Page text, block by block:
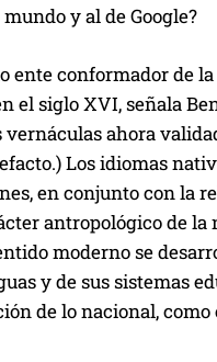
y al de Google?
ente conformador de
el siglo XVI, señala
ahora
Los idiomas
en conjunto con la
antropológico de la
moderno se
y de sus sistemas
de lo nacional,